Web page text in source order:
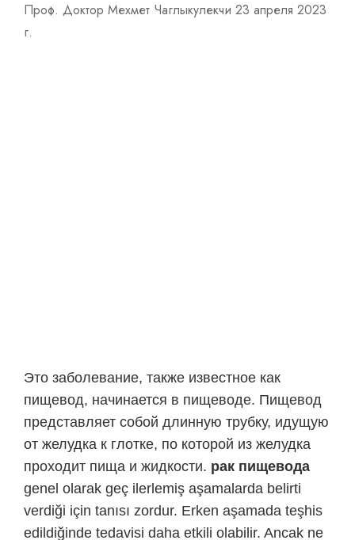
Проф. Доктор Мехмет Чаглыкулекчи 23 апреля 2023
г.
Это заболевание, также известное как
пищевод, начинается в пищеводе. Пищевод
представляет собой длинную трубку, идущую
от желудка к глотке, по которой из желудка
проходит пища и жидкости. рак пищевода
genel olarak geç ilerlemiş aşamalarda belirti
verdiği için tanısı zordur. Erken aşamada teşhis
edildiğinde tedavisi daha etkili olabilir. Ancak ne